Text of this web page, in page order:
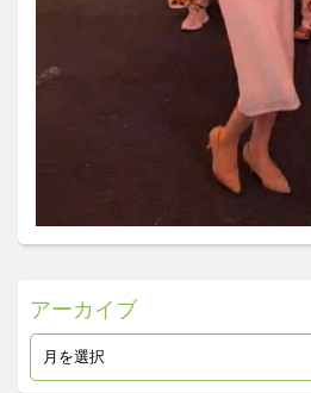
アーカイブ